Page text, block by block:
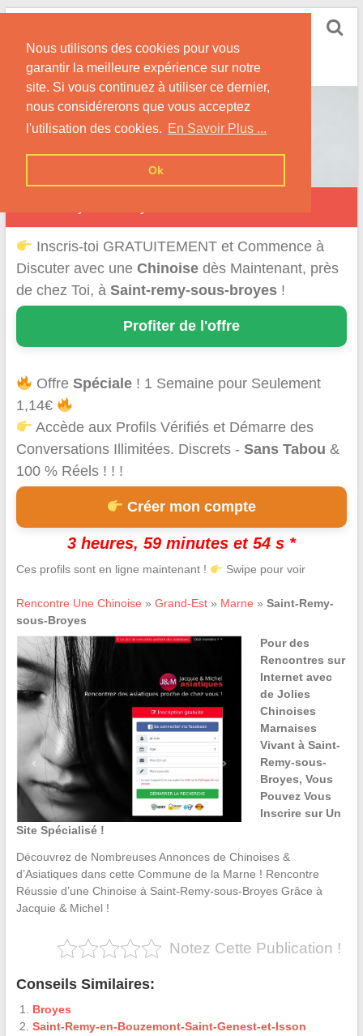
Nous utilisons des cookies pour vous
garantir la meilleure expérience sur notre
site. Si vous continuez à utiliser ce dernier,
nous considérerons que vous acceptez
l'utilisation des cookies. En Savoir Plus ...
Ok
Skip
content
Nos Conseils pour Rencontrer Une Femme
Originaire de Chine !
Inscris-toi GRATUITEMENT et Commence à
Discuter avec une Chinoisedès Maintenant, près
de chez Toi, à Saint-remy-sous-broyes!
Profiter de l'offre
OffreSpéciale ! 1 Semaine pour Seulement
1,14€
Accède aux Profils Vérifiés et Démarre des
Conversations Illimitées. Discrets - Sans Tabou &
100 % Réels ! ! !
Créer mon compte
3 heures, 59 minutes et 54 s *
Ces profils sont en ligne maintenant ! Swipe pour voir
Rencontre Une Chinoise » Grand-Est» Marne » Saint-Remy-
sous-Broyes
Pour des
Rencontres sur
Internet avec
de Jolies
Chinoises
Marnaises
Vivant à Saint-
Remy-sous-
Broyes, Vous
Pouvez Vous
Inscrire sur Un
Site Spécialisé !
Découvrez de Nombreuses Annonces de Chinoises &
d’Asiatiques dans cette Commune de la Marne ! Rencontre
Réussie d’une Chinoise à Saint-Remy-sous-Broyes Grâce à
Jacquie & Michel !
Notez Cette Publication !
Conseils Similaires:
Broyes
Saint-Remy-en-Bouzemont-Saint-Genest-et-Isson